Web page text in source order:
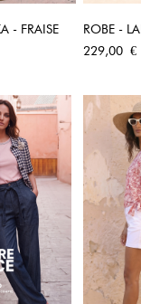
- FRAISE
ROBE -
Prix
229,00 €